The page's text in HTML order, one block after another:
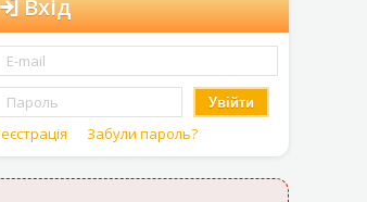
Вхід
Увійти
Забули пароль?